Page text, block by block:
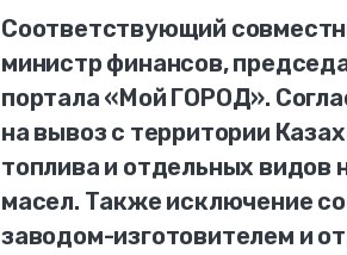
Соответствующий
министр финансов,
портала «Мой ГОРОД».
на вывоз с территории
топлива и отдельных
масел. Также исключение
заводом-изготовителем и